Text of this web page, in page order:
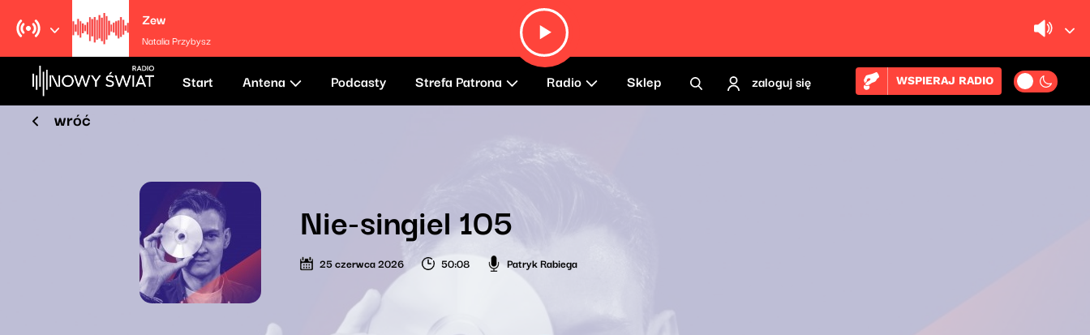
Zew
Natalia Przybysz
Start Antena Podcasty Strefa Patrona Radio Sklep zaloguj się WSPIERAJ RADIO
wróć
Nie-singiel 105
25 czerwca 2026 50:08 Patryk Rabiega